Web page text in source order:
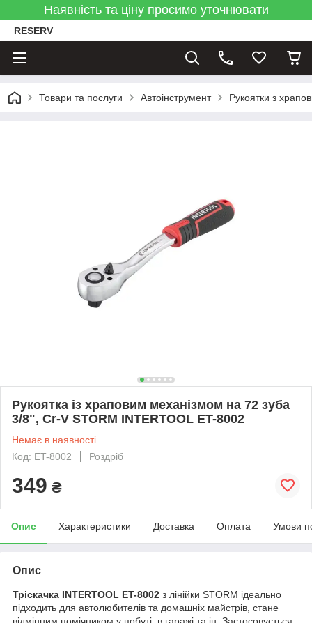
Наявність та ціну просимо уточнювати
RESERV
Товари та послуги Автоінструмент Рукоятки з
Рукоятка із храповим механізмом на 72 зуба
3/8", Cr-V STORM INTERTOOL ET-8002
Немає в наявності
Код: ET-8002
Роздріб
349 ₴
Опис Характеристики Доставка Оплата Умови
Опис
Тріскачка INTERTOOL ET-8002 з лінійки STORM ідеально
підходить для автолюбителів та домашніх майстрів, стане
відмінним помічником у побуті, в гаражі та ін. Застосовується